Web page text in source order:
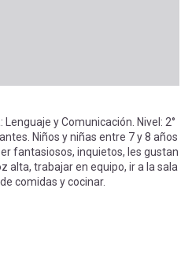
y Comunicación. Nivel: 2°
Niños y niñas entre 7 y 8 años
fantasiosos, inquietos, les gustan
alta, trabajar en equipo, ir a la sala
comidas y cocinar.